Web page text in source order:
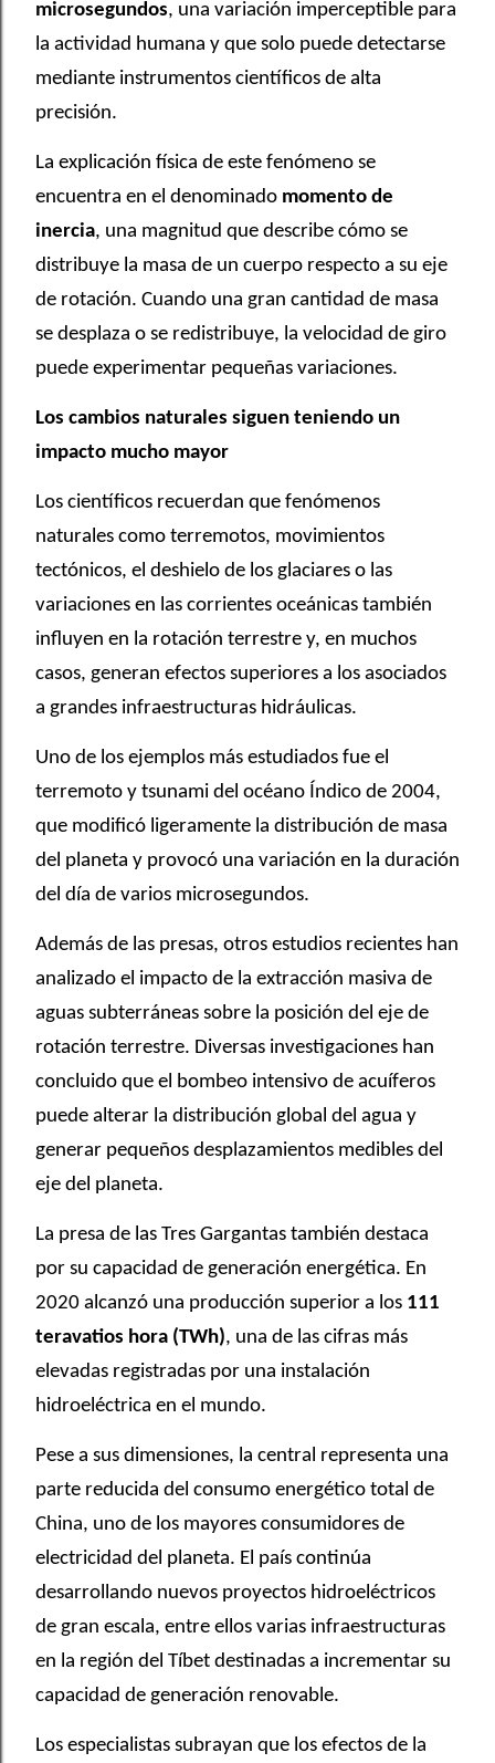
microsegundos, una variación imperceptible para
la actividad humana y que solo puede detectarse
mediante instrumentos científicos de alta
precisión.
La explicación física de este fenómeno se
encuentra en el denominado momento de
inercia, una magnitud que describe cómo se
distribuye la masa de un cuerpo respecto a su eje
de rotación. Cuando una gran cantidad de masa
se desplaza o se redistribuye, la velocidad de giro
puede experimentar pequeñas variaciones.
Los cambios naturales siguen teniendo un
impacto mucho mayor
Los científicos recuerdan que fenómenos
naturales como terremotos, movimientos
tectónicos, el deshielo de los glaciares o las
variaciones en las corrientes oceánicas también
influyen en la rotación terrestre y, en muchos
casos, generan efectos superiores a los asociados
a grandes infraestructuras hidráulicas.
Uno de los ejemplos más estudiados fue el
terremoto y tsunami del océano Índico de 2004,
que modificó ligeramente la distribución de masa
del planeta y provocó una variación en la duración
del día de varios microsegundos.
Además de las presas, otros estudios recientes han
analizado el impacto de la extracción masiva de
aguas subterráneas sobre la posición del eje de
rotación terrestre. Diversas investigaciones han
concluido que el bombeo intensivo de acuíferos
puede alterar la distribución global del agua y
generar pequeños desplazamientos medibles del
eje del planeta.
La presa de las Tres Gargantas también destaca
por su capacidad de generación energética. En
2020 alcanzó una producción superior a los 111
teravatios hora (TWh), una de las cifras más
elevadas registradas por una instalación
hidroeléctrica en el mundo.
Pese a sus dimensiones, la central representa una
parte reducida del consumo energético total de
China, uno de los mayores consumidores de
electricidad del planeta. El país continúa
desarrollando nuevos proyectos hidroeléctricos
de gran escala, entre ellos varias infraestructuras
en la región del Tíbet destinadas a incrementar su
capacidad de generación renovable.
Los especialistas subrayan que los efectos de la